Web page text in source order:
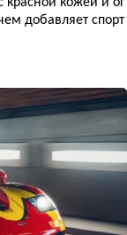
красной кожей и ог
добавляет спорт